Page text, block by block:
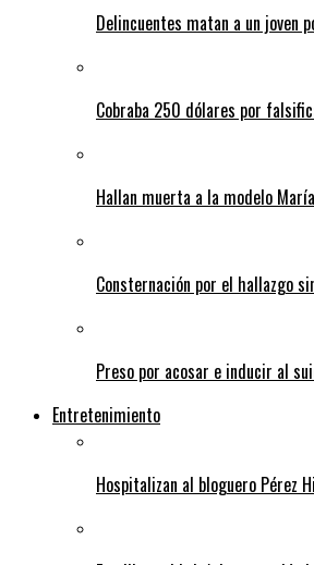
Delincuentes matan a un joven
Cobraba 250 dólares por
Hallan muerta a la modelo
Consternación por el hallazgo
Preso por acosar e inducir al
Entretenimiento
Hospitalizan al bloguero Pérez